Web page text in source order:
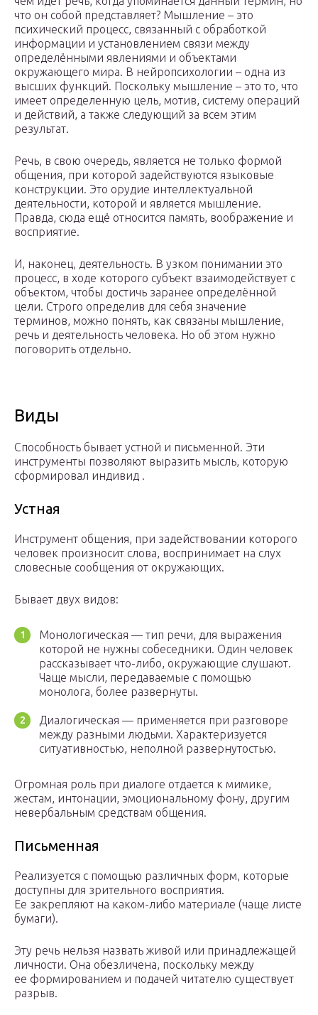
что он собой представляет? Мышление – это
психический процесс, связанный с обработкой
информации и установлением связи между
определёнными явлениями и объектами
окружающего мира. В нейропсихологии – одна из
высших функций. Поскольку мышление – это то, что
имеет определенную цель, мотив, систему операций
и действий, а также следующий за всем этим
результат.
Речь, в свою очередь, является не только формой
общения, при которой задействуются языковые
конструкции. Это орудие интеллектуальной
деятельности, которой и является мышление.
Правда, сюда ещё относится память, воображение и
восприятие.
И, наконец, деятельность. В узком понимании это
процесс, в ходе которого субъект взаимодействует с
объектом, чтобы достичь заранее определённой
цели. Строго определив для себя значение
терминов, можно понять, как связаны мышление,
речь и деятельность человека. Но об этом нужно
поговорить отдельно.
Виды
Способность бывает устной и письменной. Эти
инструменты позволяют выразить мысль, которую
сформировал индивид .
Устная
Инструмент общения, при задействовании которого
человек произносит слова, воспринимает на слух
словесные сообщения от окружающих.
Бывает двух видов:
Монологическая — тип речи, для выражения
которой не нужны собеседники. Один человек
рассказывает что-либо, окружающие слушают.
Чаще мысли, передаваемые с помощью
монолога, более развернуты.
Диалогическая — применяется при разговоре
между разными людьми. Характеризуется
ситуативностью, неполной развернутостью.
Огромная роль при диалоге отдается к мимике,
жестам, интонации, эмоциональному фону, другим
невербальным средствам общения.
Письменная
Реализуется с помощью различных форм, которые
доступны для зрительного восприятия.
Ее закрепляют на каком-либо материале (чаще листе
бумаги).
Эту речь нельзя назвать живой или принадлежащей
личности. Она обезличена, поскольку между
ее формированием и подачей читателю существует
разрыв.